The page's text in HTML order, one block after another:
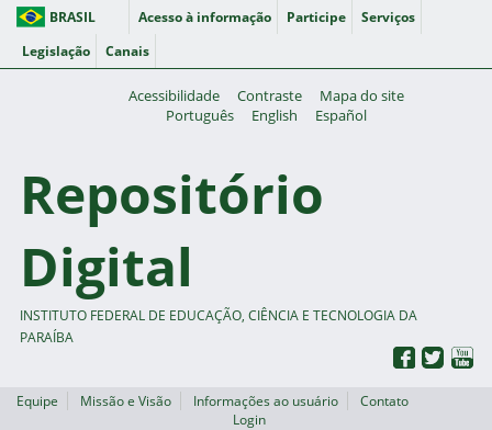
BRASIL Acesso à informação Participe
Serviços
Legislação
Canais
Acessibilidade Contraste
Mapa do site
Português
English Español
Repositório
Digital
INSTITUTO FEDERAL DE EDUCAÇÃO, CIÊNCIA E TECNOLOGIA DA
PARAÍBA
Equipe Missão e Visão Informações ao usuário
Contato
Login